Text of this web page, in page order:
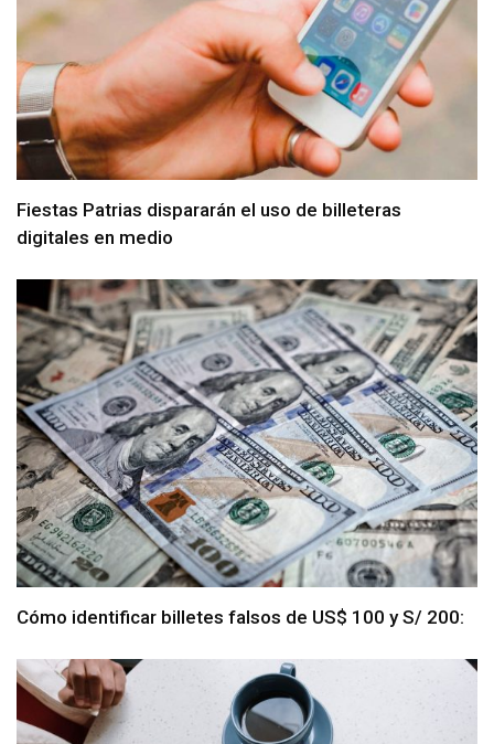
Fiestas Patrias dispararán el uso de billeteras
digitales en medio
Cómo identificar billetes falsos de US$ 100 y S/ 200: